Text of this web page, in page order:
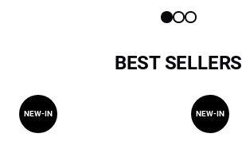
BEST SELLERS
NEW-IN NEW-IN